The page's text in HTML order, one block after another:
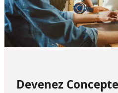
Devenez